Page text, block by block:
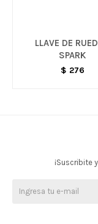
LLAVE DE
SPARK
$ 276
¡Suscribite